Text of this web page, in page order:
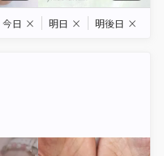
今日 × 明日 × 明後日 ×